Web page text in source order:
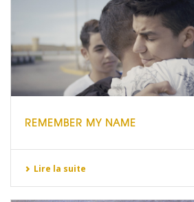
REMEMBER MY NAME
Lire la suite